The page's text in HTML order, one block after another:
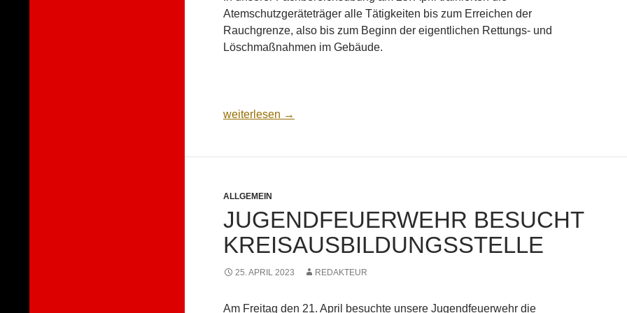
Atemschutzgeräteträger alle Tätigkeiten bis zum Erreichen der
Rauchgrenze, also bis zum Beginn der eigentlichen Rettungs- und
Löschmaßnahmen im Gebäude.
Fachbereichsübung Atemschutz
weiterlesen →
ALLGEMEIN
JUGENDFEUERWEHR BESUCHT
KREISAUSBILDUNGSSTELLE
25. APRIL 2023 REDAKTEUR
Am Freitag den 21. April besuchte unsere Jugendfeuerwehr die